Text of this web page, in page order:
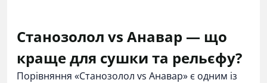
Станозолол vs Анавар — що
краще для сушки та рельєфу?
Порівняння «Станозолол vs Анавар» є одним із